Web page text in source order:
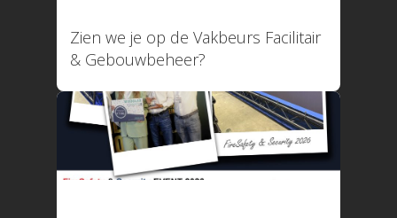
Zien we je op de Vakbeurs Facilitair
& Gebouwbeheer?
Technische specificaties
Nieuws
Webinar
Contact
Privacy Policy